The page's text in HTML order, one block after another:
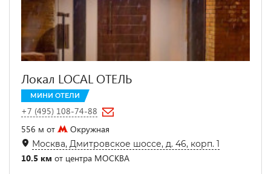
Локал LOCAL ОТЕЛЬ
МИНИ ОТЕЛИ
+7 (495) 108-74-88
556 м от
Окружная
Москва, Дмитровское шоссе, д. 46, корп. 1
10.5 км от центра МОСКВА